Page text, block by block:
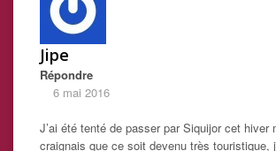
Jipe
Répondre
6 mai 2016
J’ai été tenté de passer par Siquijor cet hiver
craignais que ce soit devenu très touristique,